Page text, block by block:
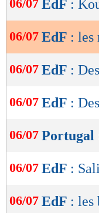
de
OK
06/07 EdF :
06/07 EdF : les
06/07 EdF :
06/07 EdF :
06/07 Portugal
06/07 EdF :
06/07 EdF : les